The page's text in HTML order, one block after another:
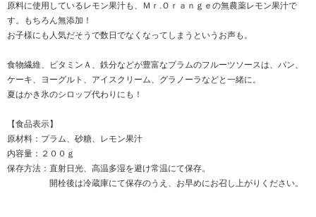
原料に使用しているレモン果汁も、Ｍｒ.Ｏｒａｎｇｅの無農薬レモン果汁で
す。もちろん無添加！
お子様にも人気だそうで数日でなくなってしまうというお声も。
食物繊維、ビタミンＡ、鉄分などが豊富なプラムのフルーツソースは、パン、
ケーキ、ヨーグルト、アイスクリーム、グラノーラなどと一緒に。
夏はかき氷のシロップ代わりにも！
【食品表示】
原材料：プラム、砂糖、レモン果汁
内容量：２００ｇ
保存方法：直射日光、高温多湿を避け常温にて保存。
開栓後は冷蔵庫にて保存のうえ、お早めにお召し上がりください。